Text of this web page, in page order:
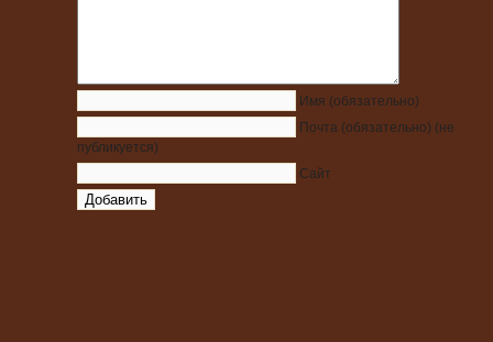
Имя (обязательно)
Почта (обязательно) (не
публикуется)
Сайт